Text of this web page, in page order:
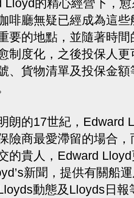
Lloyd的精心經營下，
啡廳無疑已經成為這
要的地點，並隨著時
制度化，之後投保人
、貨物清單及投保金
朗的17世紀，Edward
險商最愛滯留的場合
的貴人，Edward
新聞，提供有關船
動態及Lloyds日報